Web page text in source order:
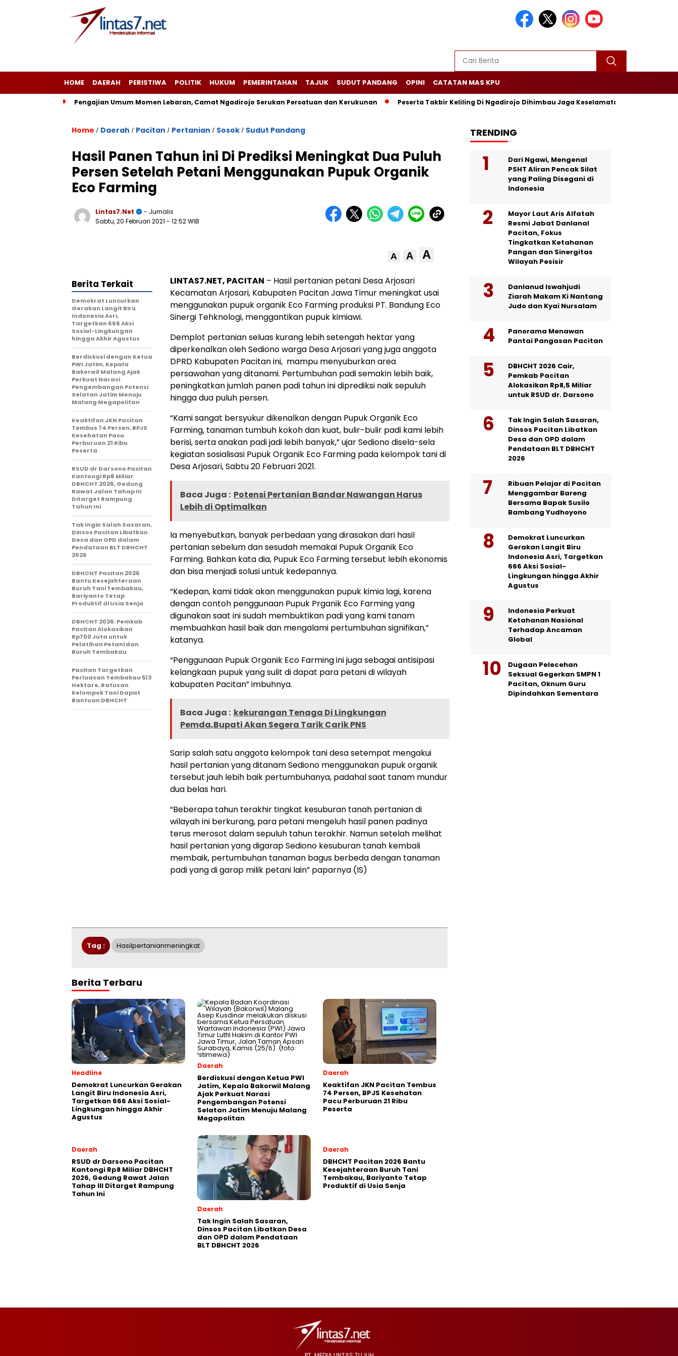
HOME DAERAH PERISTIWA POLITIK HUKUM PEMERINTAHAN TAJUK SUDUT PANDANG OPINI CATATAN MAS KPU
Pengajian Umum Momen Lebaran, Camat Ngadirojo Serukan Persatuan dan Kerukunan Peserta Takbir Keliling Di Ngadirojo Dihimbau Jaga Keselamatan dan Ketertiban
Home / Daerah / Pacitan / Pertanian / Sosok / Sudut Pandang
Hasil Panen Tahun ini Di Prediksi Meningkat Dua Puluh
Persen Setelah Petani Menggunakan Pupuk Organik
Eco Farming
Lintas7.net
- Jurnalis
Sabtu, 20 Februari 2021 - 12:52 WIB
A A A
LINTAS7.NET, PACITAN – Hasil pertanian petani Desa Arjosari
Kecamatan Arjosari, Kabupaten Pacitan Jawa Timur meningkat usai
menggunakan pupuk organik Eco Farming produksi PT. Bandung Eco
Sinergi Tehknologi, menggantikan pupuk kimiawi.
Demplot pertanian seluas kurang lebih setengah hektar yang
diperkenalkan oleh Sediono warga Desa Arjosari yang juga anggota
DPRD Kabupaten Pacitan ini, mampu menyuburkan area
persawahan yang ditanami. Pertumbuhan padi semakin lebih baik,
peningkatkan jumlah panen padi tahun ini diprediksi naik sepuluh
hingga dua puluh persen.
“Kami sangat bersyukur dikenalkan dengan Pupuk Organik Eco
Farming, tanaman tumbuh kokoh dan kuat, bulir-bulir padi kami lebih
berisi, serta anakan padi jadi lebih banyak,” ujar Sediono disela-sela
kegiatan sosialisasi Pupuk Organik Eco Farming pada kelompok tani di
Desa Arjosari, Sabtu 20 Februari 2021.
Baca Juga : Potensi Pertanian Bandar Nawangan Harus
Lebih di Optimalkan
Ia menyebutkan, banyak perbedaan yang dirasakan dari hasil
pertanian sebelum dan sesudah memakai Pupuk Organik Eco
Farming. Bahkan kata dia, Pupuk Eco Farming tersebut lebih ekonomis
dan bisa menjadi solusi untuk kedepannya.
“Kedepan, kami tidak akan menggunakan pupuk kimia lagi, karena
dengan contoh penggunaan Pupuk Prganik Eco Farming yang
digunakan saat ini sudah membuktikan padi yang kami tanam
membuahkan hasil baik dan mengalami pertumbuhan signifikan,”
katanya.
“Penggunaan Pupuk Organik Eco Farming ini juga sebagai antisipasi
kelangkaan pupuk yang sulit di dapat para petani di wilayah
kabupaten Pacitan” imbuhnya.
Baca Juga : kekurangan Tenaga Di Lingkungan
Pemda,Bupati Akan Segera Tarik Carik PNS
Sarip salah satu anggota kelompok tani desa setempat mengakui
hasil pertanian yang ditanam Sediono menggunakan pupuk organik
tersebut jauh lebih baik pertumbuhanya, padahal saat tanam mundur
dua belas hari.
“Beberapa tahun terakhir tingkat kesuburan tanah pertanian di
wilayah ini berkurang, para petani mengeluh hasil panen padinya
terus merosot dalam sepuluh tahun terakhir. Namun setelah melihat
hasil pertanian yang digarap Sediono kesuburan tanah kembali
membaik, pertumbuhan tanaman bagus berbeda dengan tanaman
padi yang di garap milik petani lain” paparnya (IS)
Berita Terkait
Demokrat Luncurkan
Gerakan Langit Biru
Indonesia Asri,
Targetkan 666 Aksi
Sosial-Lingkungan
hingga Akhir Agustus
Berdiskusi dengan Ketua
PWI Jatim, Kepala
Bakorwil Malang Ajak
Perkuat Narasi
Pengembangan Potensi
Selatan Jatim Menuju
Malang Megapolitan
Keaktifan JKN Pacitan
Tembus 74 Persen, BPJS
Kesehatan Pacu
Perburuan 21 Ribu
Peserta
RSUD dr Darsono Pacitan
Kantongi Rp8 Miliar
DBHCHT 2026, Gedung
Rawat Jalan Tahap III
Ditarget Rampung
Tahun Ini
Tak Ingin Salah Sasaran,
Dinsos Pacitan Libatkan
Desa dan OPD dalam
Pendataan BLT DBHCHT
2026
DBHCHT Pacitan 2026
Bantu Kesejahteraan
Buruh Tani Tembakau,
Bariyanto Tetap
Produktif di Usia Senja
DBHCHT 2026: Pemkab
Pacitan Alokasikan
Rp700 Juta untuk
Pelatihan Petani dan
Buruh Tembakau
Pacitan Targetkan
Perluasan Tembakau 513
Hektare, Ratusan
Kelompok Tani Dapat
Bantuan DBHCHT
Tag : Hasilpertanianmeningkat
Berita Terbaru
Headline
Demokrat Luncurkan Gerakan
Langit Biru Indonesia Asri,
Targetkan 666 Aksi Sosial-
Lingkungan hingga Akhir
Agustus
Daerah
Berdiskusi dengan Ketua PWI
Jatim, Kepala Bakorwil Malang
Ajak Perkuat Narasi
Pengembangan Potensi
Selatan Jatim Menuju Malang
Megapolitan
Daerah
Keaktifan JKN Pacitan Tembus
74 Persen, BPJS Kesehatan
Pacu Perburuan 21 Ribu
Peserta
Daerah
RSUD dr Darsono Pacitan
Kantongi Rp8 Miliar DBHCHT
2026, Gedung Rawat Jalan
Tahap III Ditarget Rampung
Tahun Ini
Daerah
Tak Ingin Salah Sasaran,
Dinsos Pacitan Libatkan Desa
dan OPD dalam Pendataan
BLT DBHCHT 2026
Daerah
DBHCHT Pacitan 2026 Bantu
Kesejahteraan Buruh Tani
Tembakau, Bariyanto Tetap
Produktif di Usia Senja
TRENDING
Dari Ngawi, Mengenal
PSHT Aliran Pencak Silat
yang Paling Disegani di
Indonesia
Mayor Laut Aris Alfatah
Resmi Jabat Danlanal
Pacitan, Fokus
Tingkatkan Ketahanan
Pangan dan Sinergitas
Wilayah Pesisir
Danlanud Iswahjudi
Ziarah Makam Ki Nantang
Judo dan Kyai Nursalam
Panorama Menawan
Pantai Pangasan Pacitan
DBHCHT 2026 Cair,
Pemkab Pacitan
Alokasikan Rp8,5 Miliar
untuk RSUD dr. Darsono
Tak Ingin Salah Sasaran,
Dinsos Pacitan Libatkan
Desa dan OPD dalam
Pendataan BLT DBHCHT
2026
Ribuan Pelajar di Pacitan
Menggambar Bareng
Bersama Bapak Susilo
Bambang Yudhoyono
Demokrat Luncurkan
Gerakan Langit Biru
Indonesia Asri, Targetkan
666 Aksi Sosial-
Lingkungan hingga Akhir
Agustus
Indonesia Perkuat
Ketahanan Nasional
Terhadap Ancaman
Global
Dugaan Pelecehan
Seksual Gegerkan SMPN 1
Pacitan, Oknum Guru
Dipindahkan Sementara